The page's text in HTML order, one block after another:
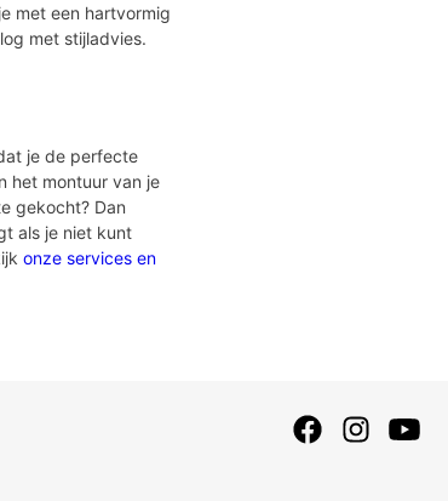
met een hartvormig
met stijladvies.
je de perfecte
het montuur van je
gekocht? Dan
als je niet kunt
onze services en